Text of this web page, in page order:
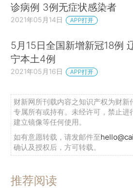
诊病例 3例无症状感染者
2021年05月14日 APP打开
5月15日全国新增新冠18例
宁本土4例
2021年05月16日 APP打开
财新网所刊载内容之知识产权为财新
专属所有或持有。未经许可，禁止进
建立镜像等任何使用。
如有意愿转载，请发邮件至
确认及授权后，方可转载。
推荐阅读